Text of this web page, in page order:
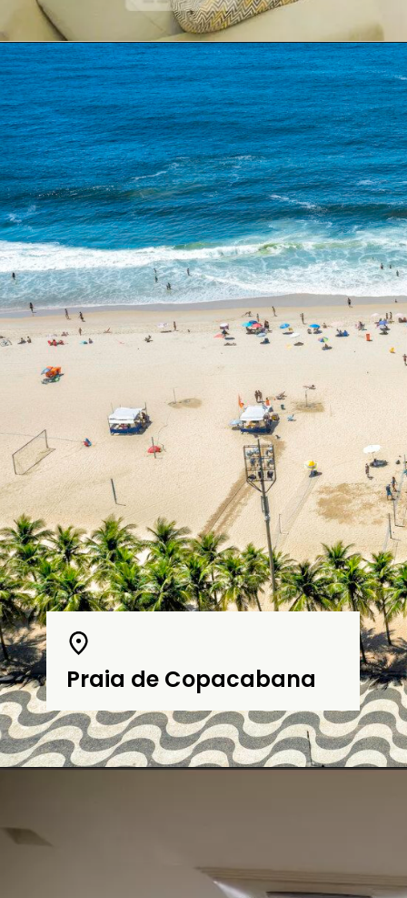
Opening https://www.quintoandar.com.br/imovel/893144084/alugar
Praia de Copacabana